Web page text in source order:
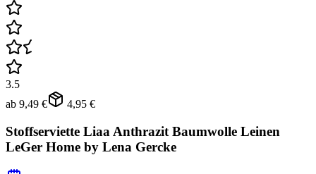
3.5
ab 9,49 € 4,95 €
Stoffserviette Liaa Anthrazit Baumwolle Leinen
LeGer Home by Lena Gercke